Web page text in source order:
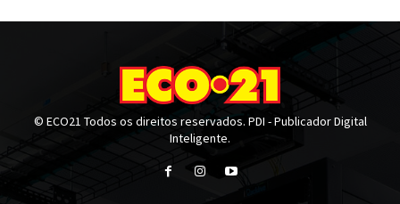
© ECO21 Todos os direitos reservados. PDI - Publicador Digital
Inteligente.